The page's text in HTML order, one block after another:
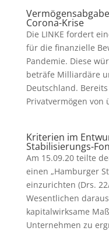
Corona-Krise
Die LINKE fordert
für die finanzielle
Pandemie. Diese
beträfe Milliardäre
Deutschland.
Privatvermögen von
Kriterien im
Stabilisierungs-
Am 15.09.20 teilte
einen „Hamburger
einzurichten (Drs.
Wesentlichen
kapitalwirksame
Unternehmen zu